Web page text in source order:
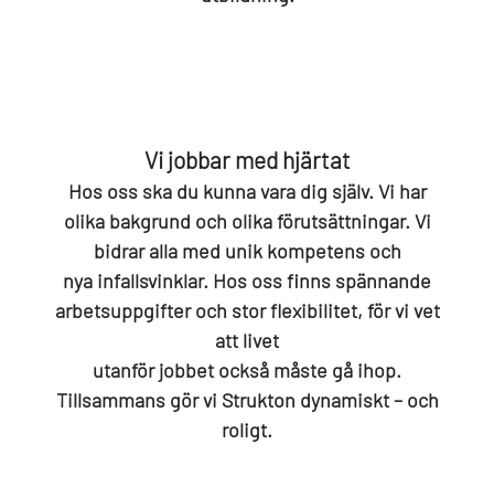
Vi jobbar med hjärtat
Hos oss ska du kunna vara dig själv. Vi har
olika bakgrund och olika förutsättningar. Vi
bidrar alla med unik kompetens och
nya infallsvinklar. Hos oss finns spännande
arbetsuppgifter och stor flexibilitet, för vi vet
att livet
utanför jobbet också måste gå ihop.
Tillsammans gör vi Strukton dynamiskt – och
roligt.